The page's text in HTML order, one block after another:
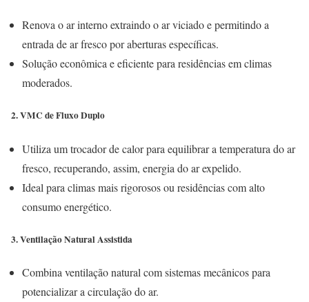
Renova o ar interno extraindo o ar viciado e permitindo a
entrada de ar fresco por aberturas específicas.
Solução econômica e eficiente para residências em climas
moderados.
2. VMC de Fluxo Duplo
Utiliza um trocador de calor para equilibrar a temperatura do ar
fresco, recuperando, assim, energia do ar expelido.
Ideal para climas mais rigorosos ou residências com alto
consumo energético.
3. Ventilação Natural Assistida
Combina ventilação natural com sistemas mecânicos para
potencializar a circulação do ar.